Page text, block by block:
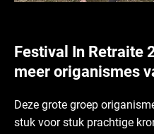
Festival In Retraite
meer origanismes
Deze grote groep
stuk voor stuk prachtige